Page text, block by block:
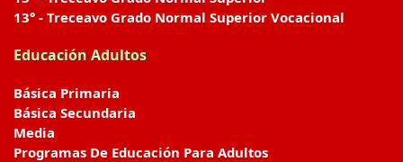
13° - Treceavo Grado Normal Superior Vocacional
Educación Adultos
Básica Primaria
Básica Secundaria
Media
Programas De Educación Para Adultos